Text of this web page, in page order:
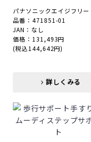
詳しくみる
パナソニックエイジフリー
品番：471851-01
JAN：なし
価格：131,493円
(税込144,642円)
詳しくみる